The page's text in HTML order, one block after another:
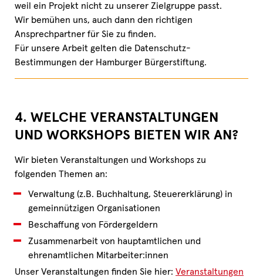
weil ein Projekt nicht zu unserer Zielgruppe passt.
Wir bemühen uns, auch dann den richtigen
Ansprechpartner für Sie zu finden.
Für unsere Arbeit gelten die Datenschutz-
Bestimmungen der Hamburger Bürgerstiftung.
4. WELCHE VERANSTALTUNGEN
UND WORKSHOPS BIETEN WIR AN?
Wir bieten Veranstaltungen und Workshops zu
folgenden Themen an:
Verwaltung (z.B. Buchhaltung, Steuererklärung) in
gemeinnützigen Organisationen
Beschaffung von Fördergeldern
Zusammenarbeit von hauptamtlichen und
ehrenamtlichen Mitarbeiter:innen
Unser Veranstaltungen finden Sie hier: Veranstaltungen